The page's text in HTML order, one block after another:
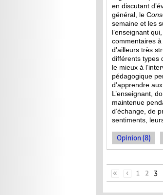
en discutant
général, le C
semaine et les
l’enseignant
commentaires à
d’ailleurs très
différents types
le mieux à
pédagogique
d’apprendre
L’enseignant,
maintenue
d’échange, de
sentiments,
Opinion (8)
« ‹ 1 2 3